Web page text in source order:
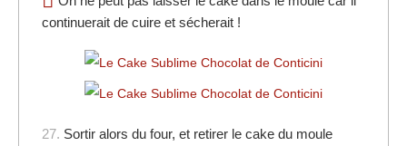
continuerait de cuire et sécherait !
27. Sortir alors du four, et retirer le cake du moule